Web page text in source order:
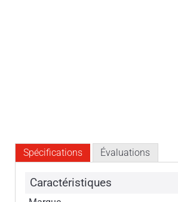
Spécifications Évaluations
Caractéristiques